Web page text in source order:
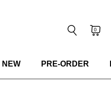
0
NEW PRE-ORDER